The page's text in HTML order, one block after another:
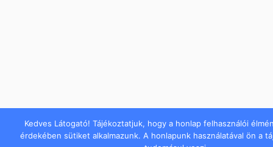
Kedves Látogató! Tájékoztatjuk, hogy a honlap felhasználói
érdekében sütiket alkalmazunk. A honlapunk használatával ön a